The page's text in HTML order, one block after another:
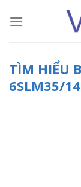
TÌM HIỂU
6SLM35/14